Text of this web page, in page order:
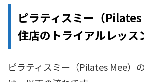
ピラティスミー（
住店のトライアルレッ
ピラティスミー（Pilates Mee）